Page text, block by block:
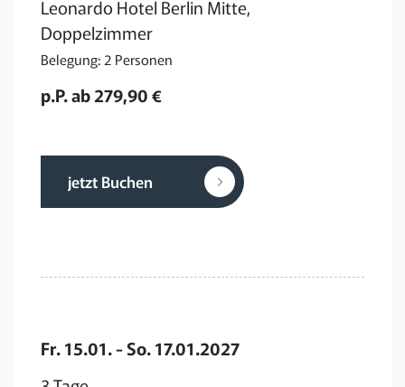
Leonardo Hotel Berlin Mitte,
Doppelzimmer
Belegung: 2 Personen
p.P. ab 279,90 €
jetzt Buchen
Fr. 15.01. - So. 17.01.2027